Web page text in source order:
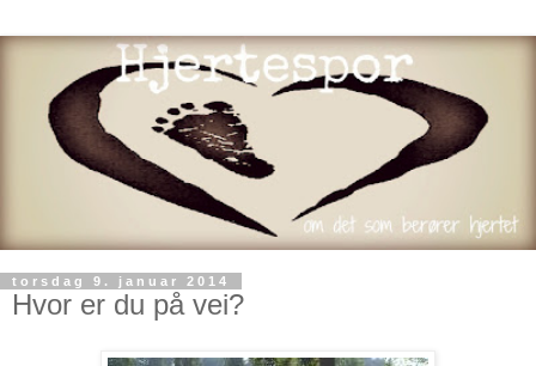
torsdag 9. januar 2014
Hvor er du på vei?